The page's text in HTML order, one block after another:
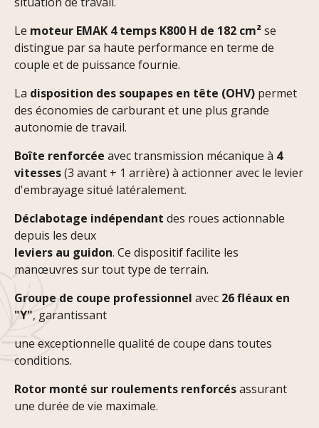
Le moteur EMAK 4 temps K800 H de 182 cm²se
distingue par sa haute performance en terme de
couple et de puissance fournie.
La disposition des soupapes en tête (OHV) permet
des économies de carburant et une plus grande
autonomie de travail.
Boîte renforcée avec transmission mécanique à 4
vitesses(3 avant + 1 arrière) à actionner avec le levier
d'embrayage situé latéralement.
Déclabotage indépendant des roues actionnable
depuis les deux
leviers au guidon. Ce dispositif facilite les
manœuvres sur tout type de terrain.
Groupe de coupe professionnel avec 26 fléaux en
"Y", garantissant
une exceptionnelle qualité de coupe dans toutes
conditions.
Rotor monté sur roulements renforcésassurant
une durée de vie maximale.